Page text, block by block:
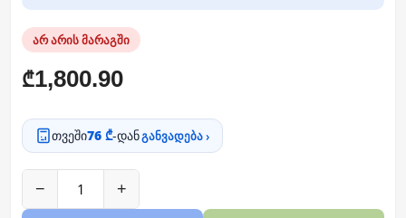
არ არის მარაგში
₾1,800.90
თვეში76 ₾-დანგანვადება ›
− +